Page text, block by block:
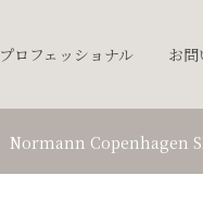
プロフェッショナル お
Normann Copenhagen